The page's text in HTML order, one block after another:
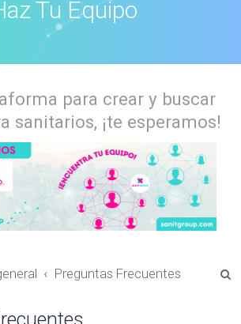
Tu Equipo
para crear y buscar
sanitarios, ¡te esperamos!
Preguntas Frecuentes